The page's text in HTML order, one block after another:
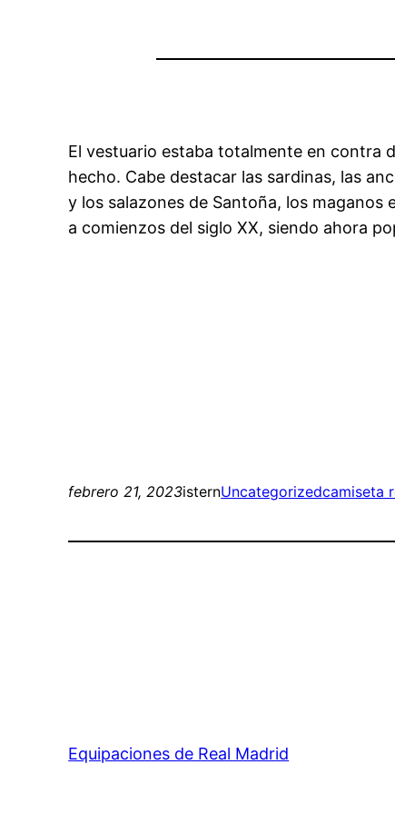
El vestuario estaba totalmente en contra
hecho. Cabe destacar las sardinas, las
y los salazones de Santoña, los
a comienzos del siglo XX, siendo ahora
febrero 21, 2023isternUncategorizedcamiseta
Equipaciones de Real Madrid